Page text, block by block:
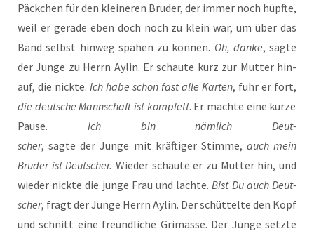
Päck­chen für den klei­ne­ren Bru­der, der immer noch hüpf­te,
weil er gera­de eben doch noch zu klein war, um über das
Band selbst hin­weg spä­hen zu kön­nen. Oh, dan­ke, sag­te
der Jun­ge zu Herrn Aylin. Er schau­te kurz zur Mut­ter hin­
auf, die nick­te. Ich habe schon fast alle Kar­ten, fuhr er fort,
die deut­sche Mann­schaft ist kom­plett. Er mach­te eine kur­ze
Pau­se. Ich bin näm­lich Deut­
scher, sag­te der Jun­ge mit kräf­ti­ger Stim­me, auch mein
Bru­der ist Deut­scher. Wie­der schau­te er zu Mut­ter hin, und
wie­der nick­te die jun­ge Frau und lach­te.Bist Du auch Deut­
scher, fragt der Jun­ge Herrn Aylin. Der schüt­tel­te den Kopf
und schnitt eine freund­li­che Gri­mas­se. Der Jun­ge setz­te